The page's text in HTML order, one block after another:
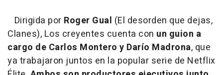
Dirigida por Roger Gual (El desorden que dejas,
Clanes), Los creyentes cuenta con un guion a
cargo de Carlos Montero y Darío Madrona, que
ya trabajaron juntos en la popular serie de Netflix